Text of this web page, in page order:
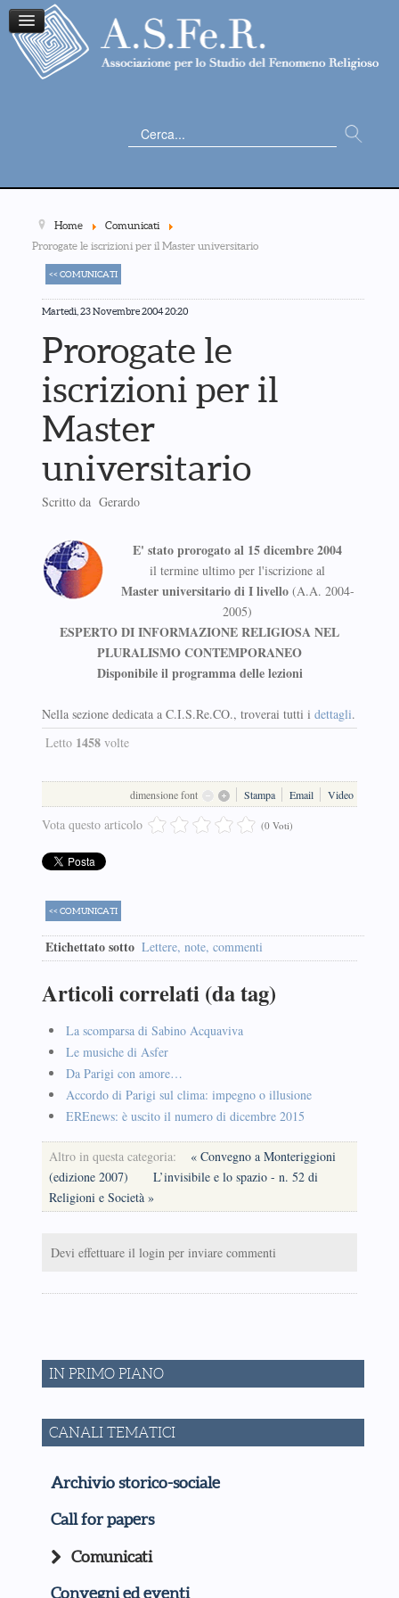
Cerca...
Home
Comunicati
Prorogate le iscrizioni per il Master universitario
<< COMUNICATI
Martedì, 23 Novembre 2004 20:20
Prorogate le
iscrizioni per il
Master
universitario
Scritto da Gerardo
E' stato prorogato al 15 dicembre 2004
il termine ultimo per l'iscrizione al
Master universitario di I livello(A.A. 2004-
2005)
ESPERTO DI INFORMAZIONE RELIGIOSA NEL
PLURALISMO CONTEMPORANEO
Disponibile il programma delle lezioni
Nella sezione dedicata a C.I.S.Re.CO., troverai tutti i dettagli.
Letto 1458volte
dimensione font Stampa Email Video
Vota questo articolo (0 Voti)
<< COMUNICATI
Etichettato sotto Lettere, note, commenti
Articoli correlati (da tag)
La scomparsa di Sabino Acquaviva
Le musiche di Asfer
Da Parigi con amore…
Accordo di Parigi sul clima: impegno o illusione
EREnews: è uscito il numero di dicembre 2015
Altro in questa categoria:
« Convegno a Monteriggioni
(edizione 2007)
L’invisibile e lo spazio - n. 52 di
Religioni e Società »
Devi effettuare il login per inviare commenti
IN PRIMO PIANO
CANALI TEMATICI
Archivio storico-sociale
Call for papers
Comunicati
Convegni ed eventi